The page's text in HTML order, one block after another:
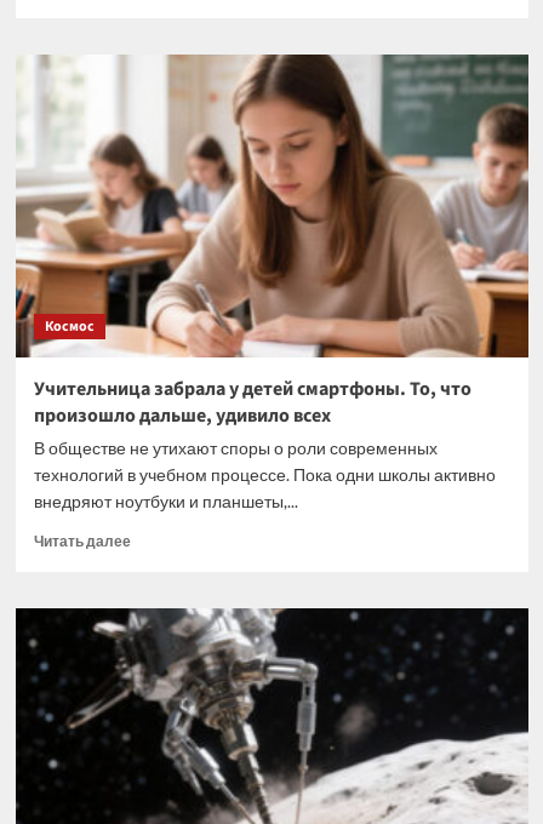
Парад
2026:
где
и
когда
смотреть
Космос
Учительница забрала у детей смартфоны. То, что
произошло дальше, удивило всех
В обществе не утихают споры о роли современных
технологий в учебном процессе. Пока одни школы активно
внедряют ноутбуки и планшеты,...
Читать далееПрочитать
Учительница
забрала
детей
смартфоны.
что
произошло
дальше,
удивило